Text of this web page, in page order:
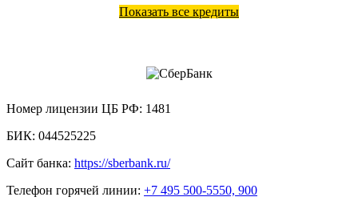
Показать все кредиты
Номер лицензии ЦБ РФ: 1481
БИК: 044525225
Сайт банка: https://sberbank.ru/
Телефон горячей линии: +7 495 500-5550, 900